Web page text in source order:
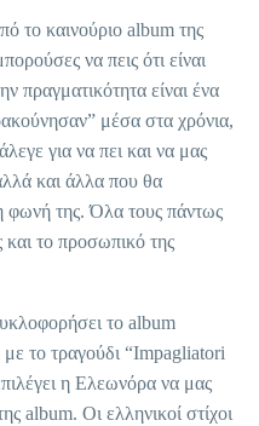
το καινούριο album της
να πεις ότι είναι
πραγματικότητα είναι ένα
μέσα στα χρόνια,
για να πει και να μας
και άλλα που θα
φωνή της. Όλα τους πάντως
και το προσωπικό της
το album
το τραγούδι “Impagliatori
η Ελεωνόρα να μας
album. Οι ελληνικοί στίχοι